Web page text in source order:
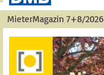
MieterMagazin 7+8/2026